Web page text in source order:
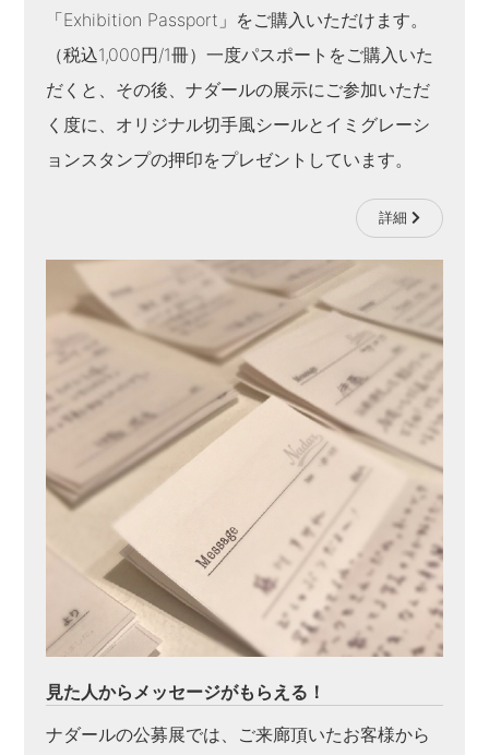
「Exhibition Passport」をご購入いただけます。
（税込1,000円/1冊）一度パスポートをご購入いた
だくと、その後、ナダールの展示にご参加いただ
く度に、オリジナル切手風シールとイミグレーシ
ョンスタンプの押印をプレゼントしています。
詳細
見た人からメッセージがもらえる！
ナダールの公募展では、ご来廊頂いたお客様から